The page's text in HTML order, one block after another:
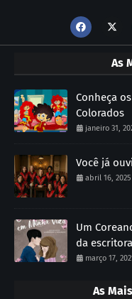
As
Conheça
Colorados
janeiro 31,
Você já
abril 16, 2025
Um
da
março 17,
As